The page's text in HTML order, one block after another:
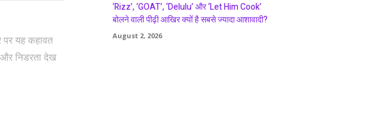
यह कहावत
निडरता देख
‘Rizz’, ‘GOAT’, ‘Delulu’ और ‘Let Him Cook’
बोलने वाली पीढ़ी आखिर क्यों है सबसे ज्यादा आशावादी?
August 2, 2026